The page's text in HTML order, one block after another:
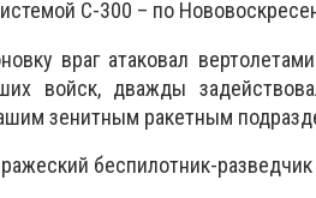
С-300 – по
враг атаковал
войск, дважды
зенитным ракетным
беспилотник-